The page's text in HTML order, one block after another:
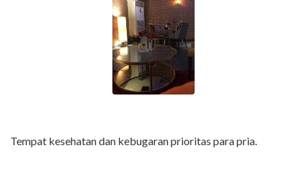
Tempat kesehatan dan kebugaran prioritas para pria.